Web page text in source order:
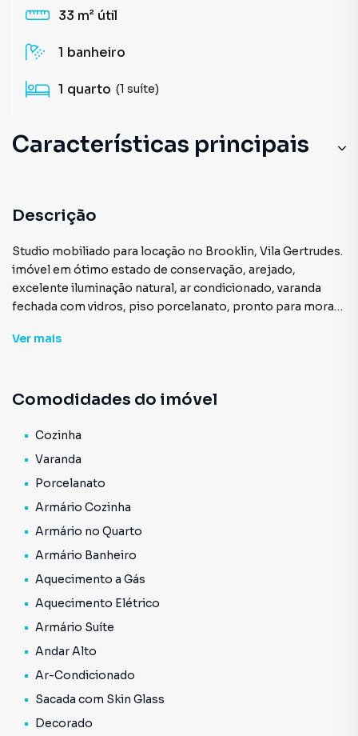
33 m² útil
1 banheiro
1 quarto (1 suíte)
Características principais
Descrição
Studio mobiliado para locação no Brooklin, Vila Gertrudes.
imóvel em ótimo estado de conservação, arejado,
excelente iluminação natural, ar condicionado, varanda
fechada com vidros, piso porcelanato, pronto para morar.
Excelente localização, fácil acesso ao Aeroporto de
Corporate, Comércios em geral e Transporte público.
Ver mais
Comodidades do imóvel
Cozinha
Varanda
Porcelanato
Armário Cozinha
Armário no Quarto
Armário Banheiro
Aquecimento a Gás
Aquecimento Elétrico
Armário Suíte
Andar Alto
Ar-Condicionado
Sacada com Skin Glass
Decorado